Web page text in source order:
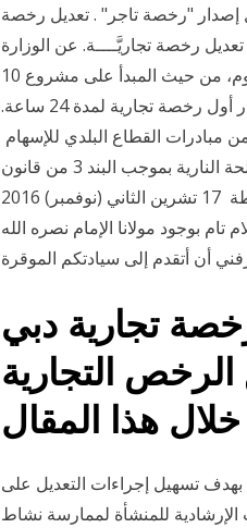
إصدار "رخصة تاجر" . تعديل رخصة
رخصة تجاريَّــــة. عن الوزارة
10 كانون الأول (ديسمبر) 2018 وافق مجلس النواب، خلال جلسته العامة اليوم، من حيث المبدأ على مشروع
قانون المحال التجارية. 1 كانون الثاني (يناير) 2020 «الشمالية» تصدر أول رخصة تجارية لمدة 24 ساعة.
24 ساعة يأتي ضمن حزمة من مبادرات القطاع البلدي للإسهام
16 تموز (يوليو) 2019 الخدمة متاحة لكل فرد يرغب بإقامة مصلحة للأسلحة النارية بموجب البند 3 من قانون
الأسلحة النارية، بعد توفير تصريح أو رخصة مصلحة تجارية من السلطة 17 تشرين الثاني (نوفمبر) 2016
بوجود مولانا الإمام نصره الله
تجارية دبي
التجارية
بهدف تسهيل إجراءات التعديل على
للمنشأة لممارسة نشاط